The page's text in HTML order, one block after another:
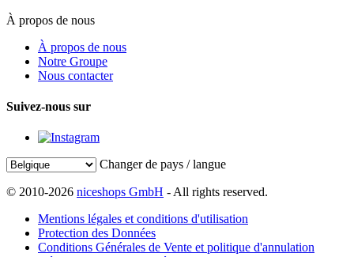
À propos de nous
À propos de nous
Notre Groupe
Nous contacter
Suivez-nous sur
Changer de pays / langue
© 2010-2026 niceshops GmbH - All rights reserved.
Mentions légales et conditions d'utilisation
Protection des Données
Conditions Générales de Vente et politique d'annulation